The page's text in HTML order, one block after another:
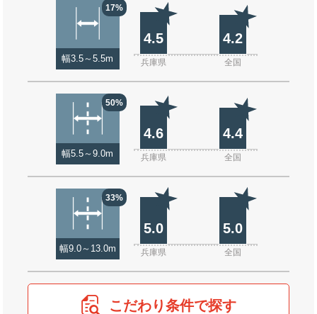
17%
幅3.5～5.5m
4.5 4.2
兵庫県 全国
50%
幅5.5～9.0m
4.6 4.4
兵庫県 全国
33%
幅9.0～13.0m
5.0 5.0
兵庫県 全国
こだわり条件で探す